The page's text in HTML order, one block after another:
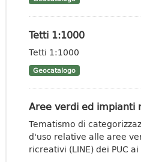
Tetti 1:1000
Tetti 1:1000
Geocatalogo
Aree verdi ed impianti
Tematismo di
d'uso relative alle aree
ricreativi (LINE) dei PUC